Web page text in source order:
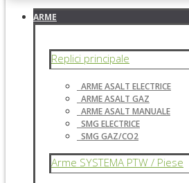
ARME
Replici principale
ARME ASALT ELECTRICE
ARME ASALT GAZ
ARME ASALT MANUALE
SMG ELECTRICE
SMG GAZ/CO2
Arme SYSTEMA PTW / Piese